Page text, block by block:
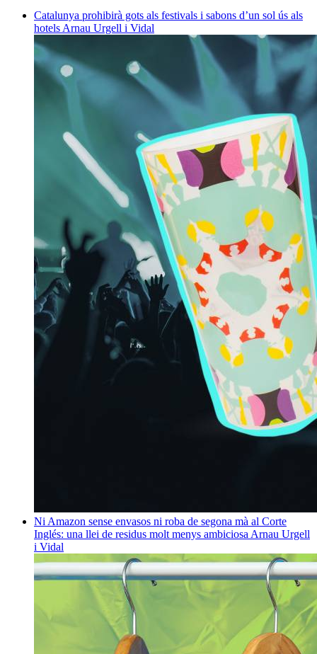
Catalunya prohibirà gots als festivals i sabons d’un sol ús als
hotels Arnau Urgell i Vidal
Ni Amazon sense envasos ni roba de segona mà al Corte
Inglés: una llei de residus molt menys ambiciosa Arnau Urgell
i Vidal